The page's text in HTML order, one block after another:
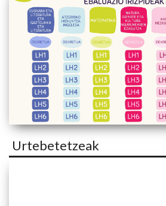
Urtebetetzeak